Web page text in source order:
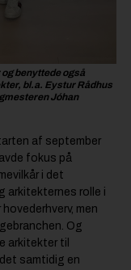
benyttede også
bl.a. Eystur Rådhus
Jóhan
af september
fokus på
i det
arkitekternes rolle i
men
Og
arkitekter til
samtidig en